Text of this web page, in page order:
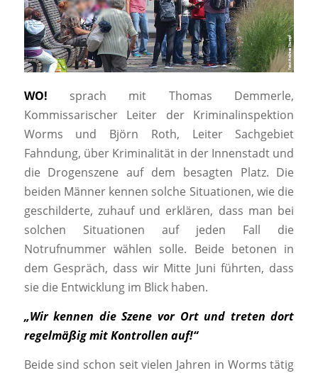
WO! sprach mit Thomas Demmerle,
Kommissarischer Leiter der Kriminalinspektion
Worms und Björn Roth, Leiter Sachgebiet
Fahndung, über Kriminalität in der Innenstadt und
die Drogenszene auf dem besagten Platz. Die
beiden Männer kennen solche Situationen, wie die
geschilderte, zuhauf und erklären, dass man bei
solchen Situationen auf jeden Fall die
Notrufnummer wählen solle. Beide betonen in
dem Gespräch, dass wir Mitte Juni führten, dass
sie die Entwicklung im Blick haben.
„Wir kennen die Szene vor Ort und treten dort
regelmäßig mit Kontrollen auf!“
Beide sind schon seit vielen Jahren in Worms tätig